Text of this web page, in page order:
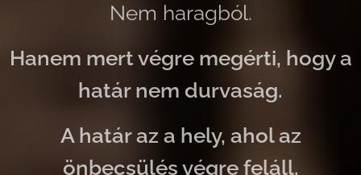
Nem haragból.
Hanem mert végre megérti, hogy a
határ nem durvaság.
A határ az a hely, ahol az
önbecsülés végre feláll.